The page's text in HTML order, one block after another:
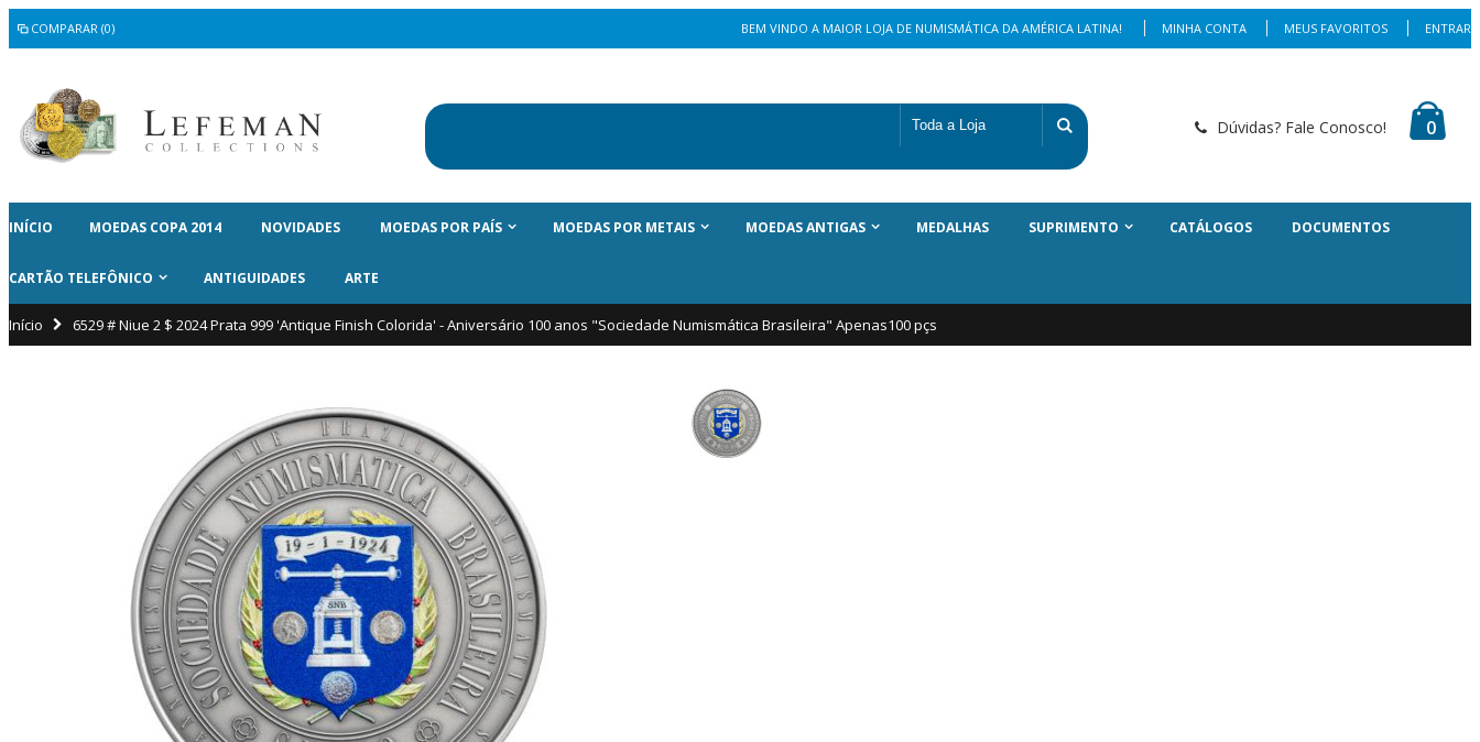
COMPARAR (0) MINHA CONTA MEUS FAVORITOS ENTRAR
BEM VINDO A MAIOR LOJA DE NUMISMÁTICA DA AMÉRICA LATINA!
Dúvidas? Fale Conosco! 0
INÍCIO MOEDAS COPA 2014 NOVIDADES MOEDAS POR PAÍS MOEDAS POR METAIS MOEDAS ANTIGAS MEDALHAS SUPRIMENTO CATÁLOGOS DOCUMENTOS
CARTÃO TELEFÔNICO ANTIGUIDADES ARTE
Início 6529 # Niue 2 $ 2024 Prata 999 'Antique Finish Colorida' - Aniversário 100 anos "Sociedade Numismática Brasileira" Apenas100 pçs